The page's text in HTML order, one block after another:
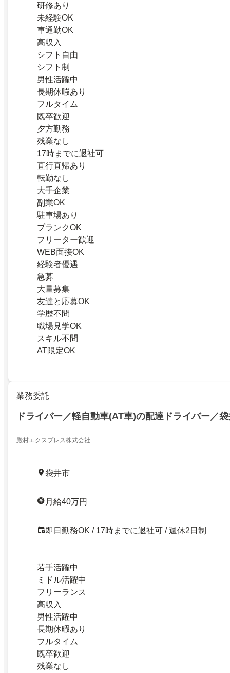
研修あり
未経験OK
車通勤OK
高収入
シフト自由
シフト制
男性活躍中
長期休暇あり
フルタイム
既卒歓迎
夕方勤務
残業なし
17時までに退社可
直行直帰あり
転勤なし
大手企業
副業OK
駐車場あり
ブランクOK
フリーター歓迎
WEB面接OK
経験者優遇
急募
大量募集
友達と応募OK
学歴不問
職場見学OK
スキル不問
AT限定OK
業務委託
ドライバー／軽自動車(AT車)の配達ドライバー／
殿村エクスプレス株式会社
袋井市
月給40万円
即日勤務OK / 17時までに退社可 / 週休2日制
若手活躍中
ミドル活躍中
フリーランス
高収入
男性活躍中
長期休暇あり
フルタイム
既卒歓迎
残業なし